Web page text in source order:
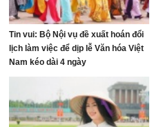
Tin vui: Bộ Nội vụ đề xuất hoán đổi
lịch làm việc để dịp lễ Văn hóa Việt
Nam kéo dài 4 ngày